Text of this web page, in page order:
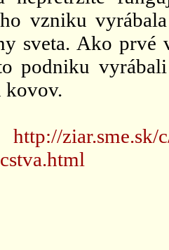
vzniku
sveta. Ako
podniku
kovov.
http://ziar.sme.sk/